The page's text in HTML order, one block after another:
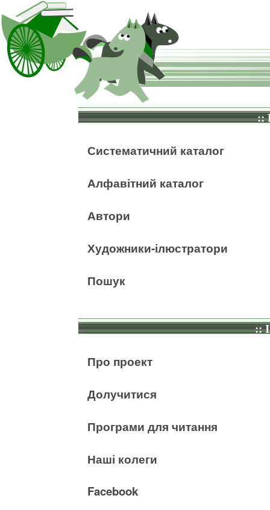
::
Систематичний каталог
Алфавітний каталог
Автори
Художники-ілюстратори
Пошук
::
Про проект
Долучитися
Програми для читання
Наші колеги
Facebook